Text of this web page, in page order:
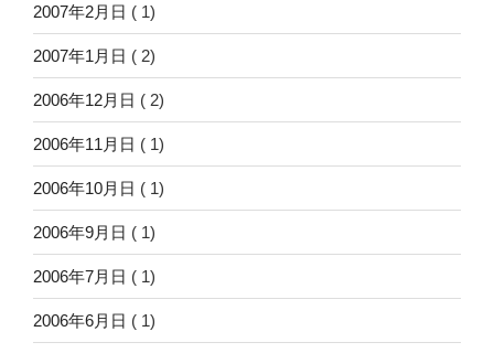
2007年2月日 ( 1)
2007年1月日 ( 2)
2006年12月日 ( 2)
2006年11月日 ( 1)
2006年10月日 ( 1)
2006年9月日 ( 1)
2006年7月日 ( 1)
2006年6月日 ( 1)